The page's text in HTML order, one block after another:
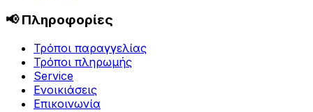
📢 Πληροφορίες
Τρόποι παραγγελίας
Τρόποι πληρωμής
Service
Ενοικιάσεις
Επικοινωνία